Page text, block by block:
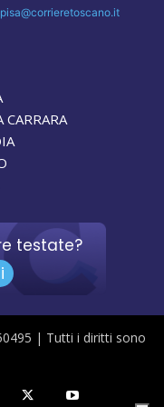
pisa@corrieretoscano.it
CARRARA
testate?
| Tutti i diritti sono